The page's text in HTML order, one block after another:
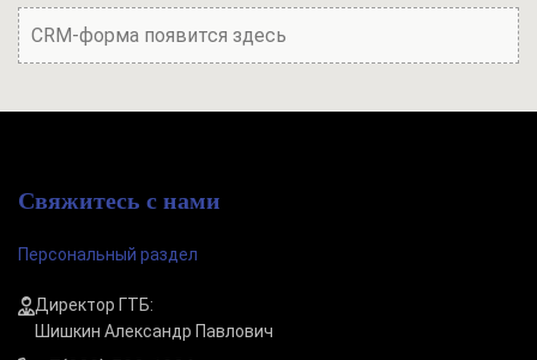
CRM-форма появится здесь
Свяжитесь с нами
Персональный раздел
Директор ГТБ:
Шишкин Александр Павлович